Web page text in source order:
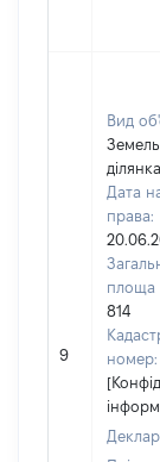
9
Вид
ділянка
Дата
права:
площа
814
номер: